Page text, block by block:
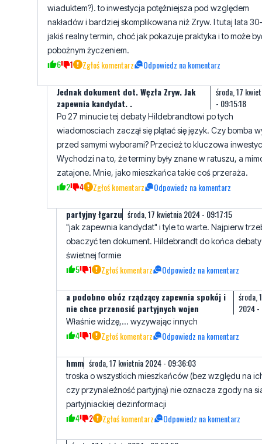
wiaduktem?). to inwestycja potężniejsza pod względem
nakładów i bardziej skomplikowana niż Zryw. I tutaj lata
jakiś realny termin, choć jak pokazuje praktyka i to może
pobożnym życzeniem.
6 1 Zgłoś komentarz Odpowiedz na komentarz
Jednak dokument dot. Węzła Zryw. Jak
zapewnia kandydat. .
środa, 17
- 09:15:18
Po 27 minucie tej debaty Hildebrandtowi po tych
wiadomosciach zaczął się plątać się język. Czy bomba
przed samymi wyborami? Przecież to kluczowa
Wychodzi na to, że terminy były znane w ratuszu, a
zatajone. Mnie, jako mieszkańca takie coś przeraża.
2 4 Zgłoś komentarz Odpowiedz na komentarz
partyjny łgarzu środa, 17 kwietnia 2024 - 09:17:15
"jak zapewnia kandydat" i tyle to warte. Najpierw
obaczyć ten dokument. Hildebrandt do końca
świetnej formie
5 1 Zgłoś komentarz Odpowiedz na komentarz
a podobno obóz rządzący zapewnia spokój i
nie chce przenosić partyjnych wojen
środa,
2024 -
Właśnie widzę,... wyzywając innych
4 1 Zgłoś komentarz Odpowiedz na komentarz
hmm środa, 17 kwietnia 2024 - 09:36:03
troska o wszystkich mieszkańców (bez względu na
czy przynależność partyjną) nie oznacza zgody na
partyjniackiej dezinformacji
4 2 Zgłoś komentarz Odpowiedz na komentarz